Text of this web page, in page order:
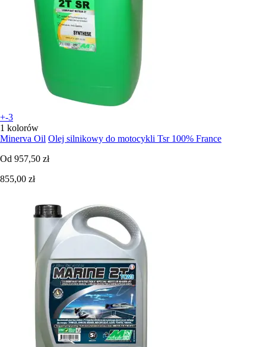
+-3
1 kolorów
Minerva Oil Olej silnikowy do motocykli Tsr 100% France
Od 957,50 zł
855,00 zł